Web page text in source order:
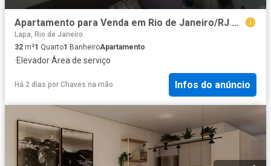
Apartamento para Venda em Rio de Janeiro/RJ Glória 1 Quartos
Lapa, Rio de Janeiro
32 m²1 Quarto1 BanheiroApartamento
·Elevador·Área de serviço
Há 2 dias por Chaves na mão Infos do anúncio